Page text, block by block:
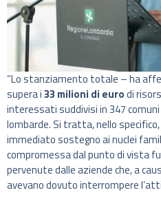
“Lo stanziamento totale – ha
supera i33 milioni di eurodi
interessati suddivisi in 347
lombarde. Si tratta, nello
immediato sostegno ai nuclei
compromessa dal punto di vista
pervenute dalle aziende che, a
avevano dovuto interrompere